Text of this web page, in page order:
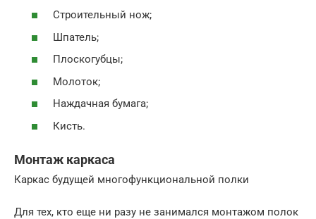
Строительный нож;
Шпатель;
Плоскогубцы;
Молоток;
Наждачная бумага;
Кисть.
Монтаж каркаса
Каркас будущей многофункциональной полки
Для тех, кто еще ни разу не занимался монтажом полок